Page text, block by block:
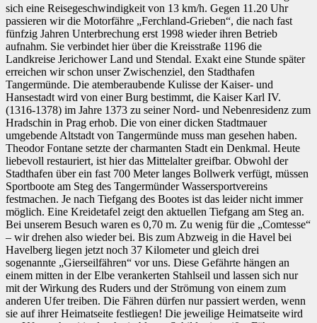
sich eine Reisegeschwindigkeit von 13 km/h. Gegen 11.20 Uhr
passieren wir die Motorfähre „Ferchland-Grieben“, die nach fast
fünfzig Jahren Unterbrechung erst 1998 wieder ihren Betrieb
aufnahm. Sie verbindet hier über die Kreisstraße 1196 die
Landkreise Jerichower Land und Stendal. Exakt eine Stunde später
erreichen wir schon unser Zwischenziel, den Stadthafen
Tangermünde. Die atemberaubende Kulisse der Kaiser- und
Hansestadt wird von einer Burg bestimmt, die Kaiser Karl IV.
(1316-1378) im Jahre 1373 zu seiner Nord- und Nebenresidenz zum
Hradschin in Prag erhob. Die von einer dicken Stadtmauer
umgebende Altstadt von Tangermünde muss man gesehen haben.
Theodor Fontane setzte der charmanten Stadt ein Denkmal. Heute
liebevoll restauriert, ist hier das Mittelalter greifbar. Obwohl der
Stadthafen über ein fast 700 Meter langes Bollwerk verfügt, müssen
Sportboote am Steg des Tangermünder Wassersportvereins
festmachen. Je nach Tiefgang des Bootes ist das leider nicht immer
möglich. Eine Kreidetafel zeigt den aktuellen Tiefgang am Steg an.
Bei unserem Besuch waren es 0,70 m. Zu wenig für die „Comtesse“
– wir drehen also wieder bei. Bis zum Abzweig in die Havel bei
Havelberg liegen jetzt noch 37 Kilometer und gleich drei
sogenannte „Gierseilfähren“ vor uns. Diese Gefährte hängen an
einem mitten in der Elbe verankerten Stahlseil und lassen sich nur
mit der Wirkung des Ruders und der Strömung von einem zum
anderen Ufer treiben. Die Fähren dürfen nur passiert werden, wenn
sie auf ihrer Heimatseite festliegen! Die jeweilige Heimatseite wird